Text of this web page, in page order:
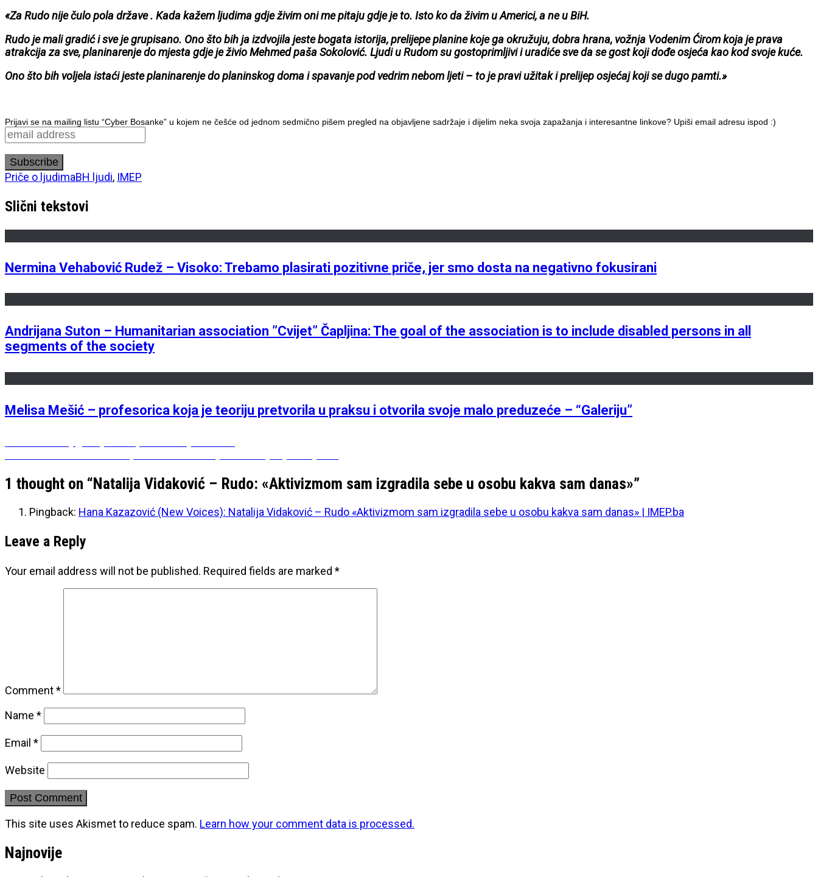
«Za Rudo nije čulo pola države . Kada kažem ljudima gdje živim oni me pitaju gdje je to. Isto ko da živim u Americi, a ne u BiH.
Rudo je mali gradić i sve je grupisano. Ono što bih ja izdvojila jeste bogata istorija, prelijepe planine koje ga okružuju, dobra hrana, vožnja Vodenim Ćirom koja je prava
atrakcija za sve, planinarenje do mjesta gdje je živio Mehmed paša Sokolović. Ljudi u Rudom su gostoprimljivi i uradiće sve da se gost koji dođe osjeća kao kod svoje kuće.
Ono što bih voljela istaći jeste planinarenje do planinskog doma i spavanje pod vedrim nebom ljeti – to je pravi užitak i prelijep osjećaj koji se dugo pamti.»
Prijavi se na mailing listu “Cyber Bosanke” u kojem ne češće od jednom sedmično pišem pregled na objavljene sadržaje i dijelim neka svoja zapažanja i interesantne linkove? Upiši email adresu ispod :)
Priče o ljudimaBH ljudi, IMEP
Slični tekstovi
Nermina Vehabović Rudež – Visoko: Trebamo plasirati pozitivne priče, jer smo dosta na negativno fokusirani
Andrijana Suton – Humanitarian association ”Cvijet” Čapljina: The goal of the association is to include disabled persons in all
segments of the society
Melisa Mešić – profesorica koja je teoriju pretvorila u praksu i otvorila svoje malo preduzeće – “Galeriju”
Post
navigation
1 thought on “Natalija Vidaković – Rudo: «Aktivizmom sam izgradila sebe u osobu kakva sam danas»”
Pingback: Hana Kazazović (New Voices): Natalija Vidaković – Rudo «Aktivizmom sam izgradila sebe u osobu kakva sam danas» | IMEP.ba
Leave a Reply
Your email address will not be published. Required fields are marked *
Comment*
Name *
Email *
Website
This site uses Akismet to reduce spam. Learn how your comment data is processed.
Najnovije